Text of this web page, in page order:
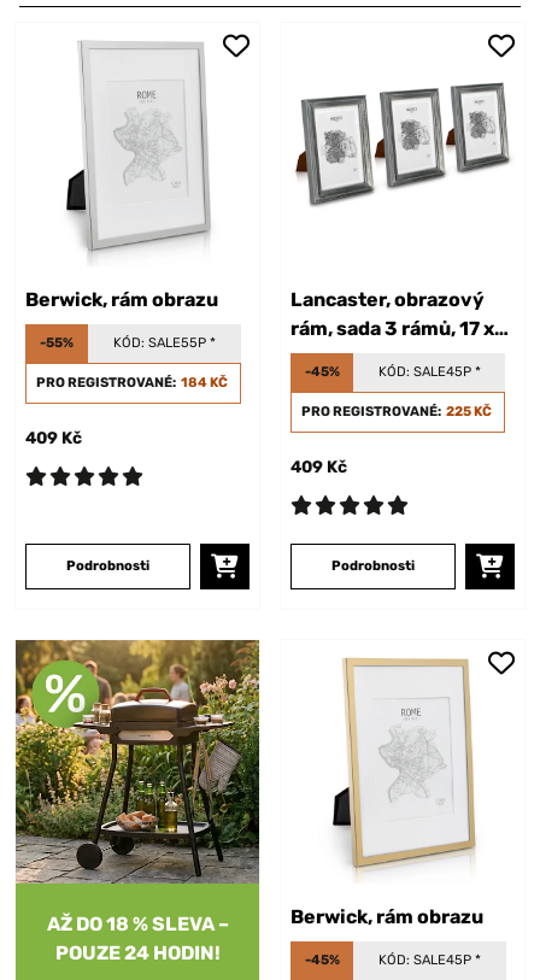
Berwick, rám obrazu
-55% KÓD: SALE55P *
PRO REGISTROVANÉ: 184 KČ
409 Kč
Podrobnosti
Lancaster, obrazový
rám, sada 3 rámů, 17 x
12 cm
-45% KÓD: SALE45P*
PRO REGISTROVANÉ: 225 KČ
409 Kč
Podrobnosti
AŽ DO 18 % SLEVA –
POUZE 24 HODIN!
Berwick, rám obrazu
-45% KÓD: SALE45P *